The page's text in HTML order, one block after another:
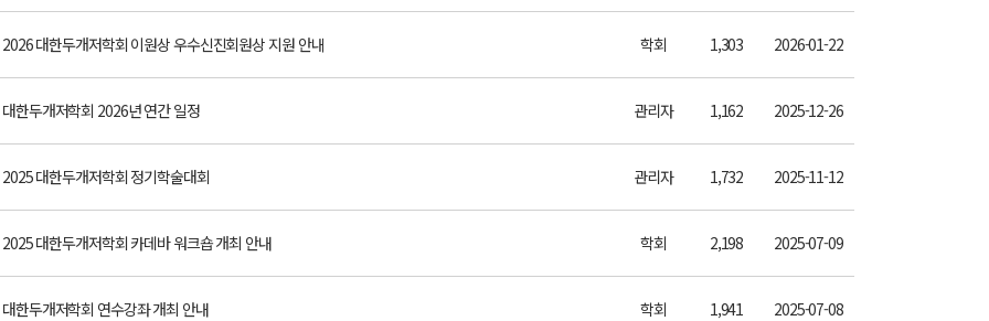
2026 대한두개저학회 이원상 우수신진회원상 지원 안내 학회 1,303 2026-01-22
대한두개저학회 2026년 연간 일정 관리자 1,162 2025-12-26
2025 대한두개저학회 정기학술대회 관리자 1,732 2025-11-12
2025 대한두개저학회 카데바 워크숍 개최 안내 학회 2,198 2025-07-09
대한두개저학회 연수강좌 개최 안내 학회 1,941 2025-07-08